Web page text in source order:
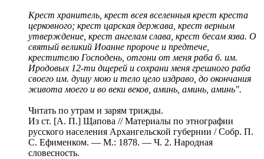
Крест хранитель, крест всея вселенныя крест креста
церковного; крест царская держава, крест верным
утверждение, крест ангелам слава, крест бесам язва. О
святый великий Иоанне пророче и предтече,
крестителю Господень, отгони от меня раба б. им.
Иродовых 12-ти дщерей и сохрани меня грешного раба
своего им. душу мою и тело цело издраво, до окончания
живота моего и во веки веков, аминь, аминь, аминь".
Читать по утрам и зарям трижды.
Из ст. [А. П.] Щапова // Материалы по этнографии
русского населения Архангельской губернии / Собр. П.
С. Ефименком. — М.: 1878. — Ч. 2. Народная
словесность.